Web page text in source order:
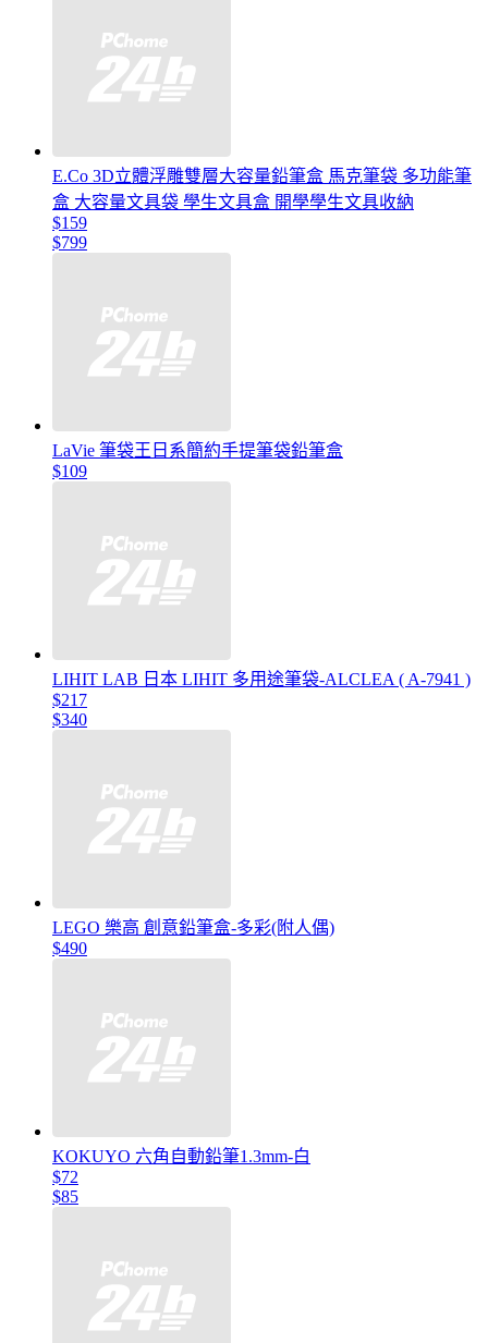
E.Co 3D立體浮雕雙層大容量鉛筆盒 馬克筆袋 多功能筆
盒 大容量文具袋 學生文具盒 開學學生文具收納
$159
$799
LaVie 筆袋王日系簡約手提筆袋鉛筆盒
$109
LIHIT LAB 日本 LIHIT 多用途筆袋-ALCLEA ( A-7941 )
$217
$340
LEGO 樂高 創意鉛筆盒-多彩(附人偶)
$490
KOKUYO 六角自動鉛筆1.3mm-白
$72
$85